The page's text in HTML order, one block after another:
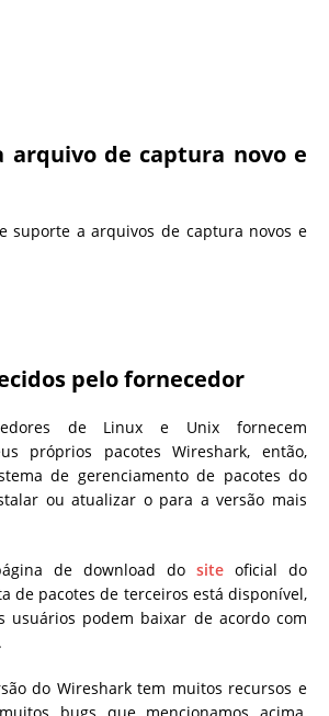
arquivo de captura novo e
suporte a arquivos de captura novos e
pelo fornecedor
de Linux e Unix fornecem
próprios pacotes Wireshark, então,
de gerenciamento de pacotes do
ou atualizar o para a versão mais
de download do site oficial do
de pacotes de terceiros está disponível,
podem baixar de acordo com
do Wireshark tem muitos recursos e